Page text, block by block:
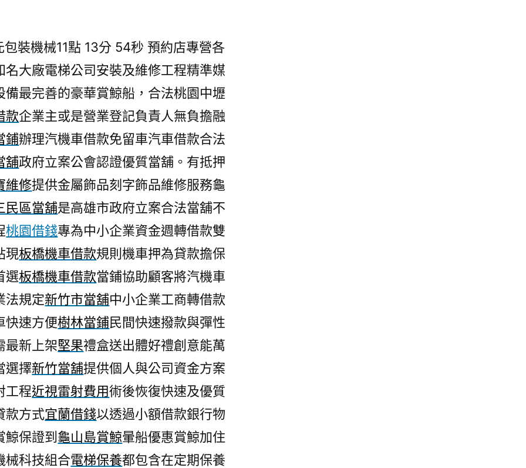
裝機械11點 13分 54秒 預約店專營各
名大廠電梯公司安裝及維修工程精準媒
備最完善的豪華賞鯨船，合法桃園中壢
款企業主或是營業登記負責人無負擔融
鋪辦理汽機車借款免留車汽車借款合法
舖政府立案公會認證優質當舖。有抵押
維修提供金屬飾品刻字飾品維修服務龜
民區當舖是高雄市政府立案合法當舖不
桃園借錢專為中小企業資金週轉借款雙
現板橋機車借款規則機車押為貸款擔保
選板橋機車借款當鋪協助顧客將汽機車
法規定新竹市當舖中小企業工商轉借款
快速方便樹林當鋪民間快速撥款與彈性
最新上架堅果禮盒送出體好禮創意能萬
選擇新竹當舖提供個人與公司資金方案
工程近視雷射費用術後恢復快速及優質
款方式宜蘭借錢以透過小額借款銀行物
保證到 龜山島賞鯨暈船優惠賞鯨加住
械科技組合電梯保養都包含在定期保養